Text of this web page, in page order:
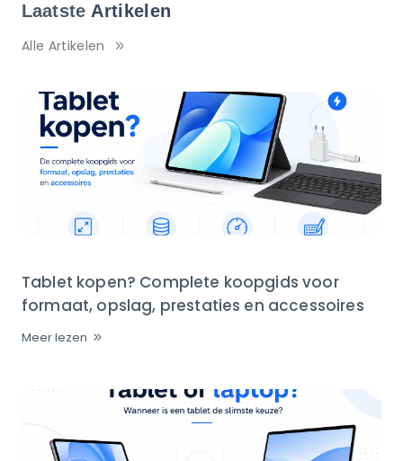
Laatste Artikelen
Alle Artikelen
Tablet kopen? Complete koopgids voor
formaat, opslag, prestaties en accessoires
Meer lezen